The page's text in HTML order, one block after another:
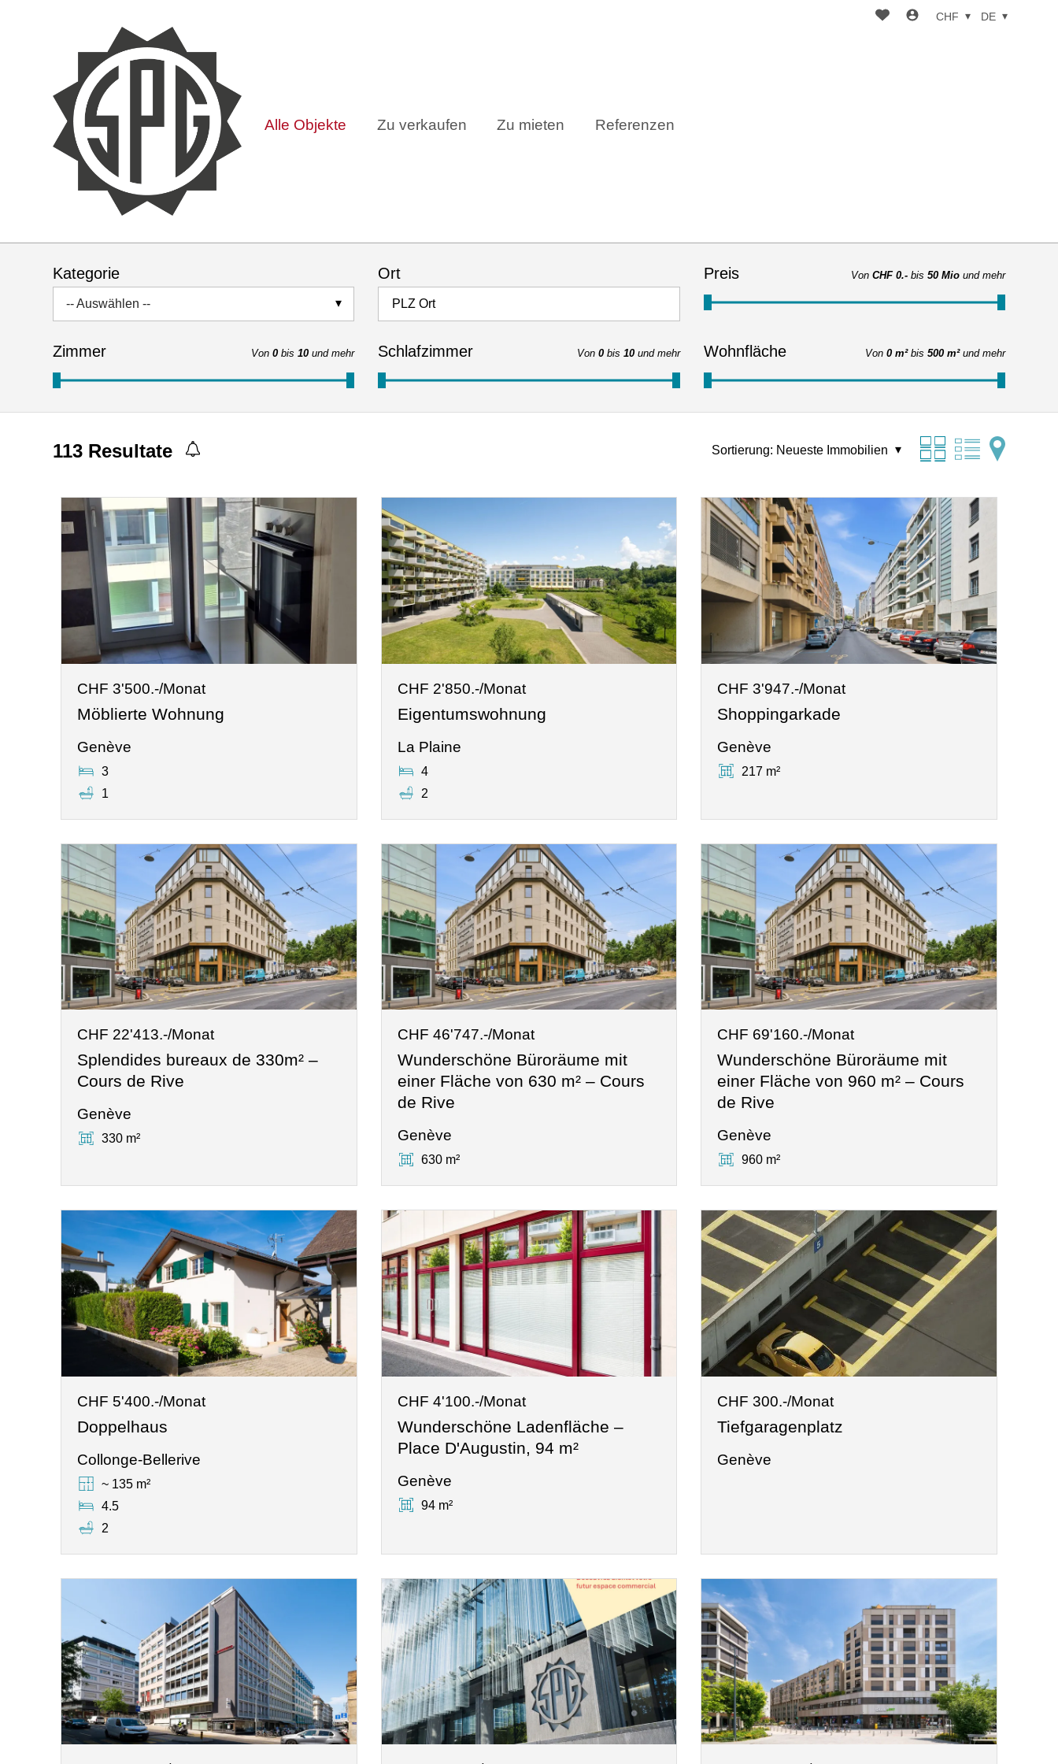
Alle Objekte Zu verkaufen Zu mieten Referenzen
CHF DE
Kategorie
-- Auswählen --
Ort
PLZ Ort
Preis Von CHF 0.- bis 50 Mio und mehr
Zimmer Von 0 bis 10 und mehr Schlafzimmer Von 0 bis 10 und mehr Wohnfläche Von 0 m² bis 500 m² und mehr
113 Resultate Sortierung: Neueste Immobilien
CHF 3'500.-/Monat
Möblierte Wohnung
Genève
3
1
CHF 2'850.-/Monat
Eigentumswohnung
La Plaine
4
2
CHF 3'947.-/Monat
Shoppingarkade
Genève
217 m²
CHF 22'413.-/Monat
Splendides bureaux de 330m² –
Cours de Rive
Genève
330 m²
CHF 46'747.-/Monat
Wunderschöne Büroräume mit
einer Fläche von 630 m² – Cours
de Rive
Genève
630 m²
CHF 69'160.-/Monat
Wunderschöne Büroräume mit
einer Fläche von 960 m² – Cours
de Rive
Genève
960 m²
CHF 5'400.-/Monat
Doppelhaus
Collonge-Bellerive
~ 135 m²
4.5
2
CHF 4'100.-/Monat
Wunderschöne Ladenfläche –
Place D'Augustin, 94 m²
Genève
94 m²
CHF 300.-/Monat
Tiefgaragenplatz
Genève